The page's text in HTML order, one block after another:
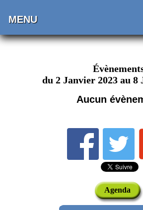
MENU
du 2 Janvier 2023 au 8
Aucun
Agenda